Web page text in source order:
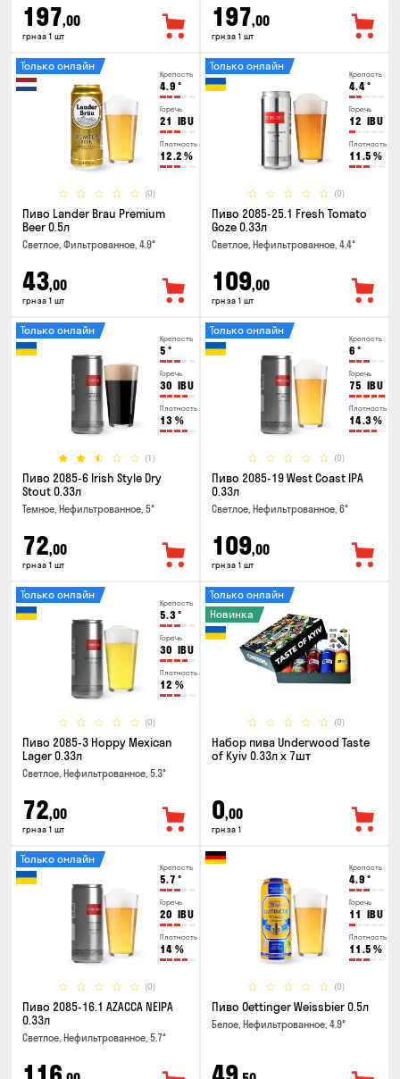
197,00
грн за 1 шт
197,00
грн за 1 шт
Крепость
4.9 °
Горечь
21 IBU
Плотность
12.2 %
(0)
Только онлайн
Пиво Lander Brau Premium
Beer 0.5л
Светлое, Фильтрованное, 4.9°
43,00
грн за 1 шт
Крепость
4.4°
Горечь
12 IBU
Плотность
11.5 %
(0)
Только онлайн
Пиво 2085-25.1 Fresh Tomato
Goze 0.33л
Светлое, Нефильтрованное, 4.4°
109,00
грн за 1 шт
Крепость
5 °
Горечь
30 IBU
Плотность
13 %
(1)
Только онлайн
Пиво 2085-6 Irish Style Dry
Stout 0.33л
Темное, Нефильтрованное, 5°
72,00
грн за 1 шт
Крепость
6 °
Горечь
75 IBU
Плотность
14.3%
(0)
Только онлайн
Пиво 2085-19 West Coast IPA
0.33л
Светлое, Нефильтрованное, 6°
109,00
грн за 1 шт
Крепость
5.3°
Горечь
30 IBU
Плотность
12 %
(0)
Только онлайн
Пиво 2085-3 Hoppy Mexican
Lager 0.33л
Светлое, Нефильтрованное, 5.3°
72,00
грн за 1 шт
(0)
Только онлайн
Новинка
Набор пива Underwood Taste
of Kyiv 0.33л x 7шт
0,00
грн за 1
Крепость
5.7 °
Горечь
20 IBU
Плотность
14 %
(0)
Только онлайн
Пиво 2085-16.1 AZACCA NEIPA
0.33л
Светлое, Нефильтрованное, 5.7°
Крепость
4.9 °
Горечь
11 IBU
Плотность
11.5 %
(0)
Пиво Oettinger Weissbier 0.5л
Белое, Нефильтрованное, 4.9°